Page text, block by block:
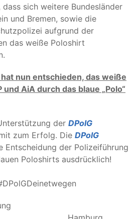
sich weitere Bundesländer
und Bremen, sowie die
aufgrund der
das weiße Poloshirt
nun entschieden, das weiße
AiA durch das blaue „Polo“
der DPolG
zum Erfolg. Die DPolG
Entscheidung der Polizeiführung
Poloshirts ausdrücklich!
Verwaltung